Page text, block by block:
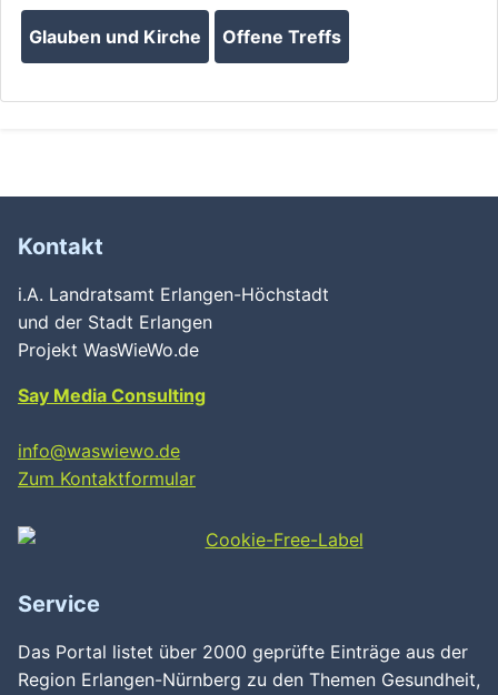
Glauben und Kirche Offene Treffs
Kontakt
i.A. Landratsamt Erlangen-Höchstadt
und der Stadt Erlangen
Projekt WasWieWo.de
Say Media Consulting
info@waswiewo.de
Zum Kontaktformular
Service
Das Portal listet über 2000 geprüfte Einträge aus der
Region Erlangen-Nürnberg zu den Themen Gesundheit,